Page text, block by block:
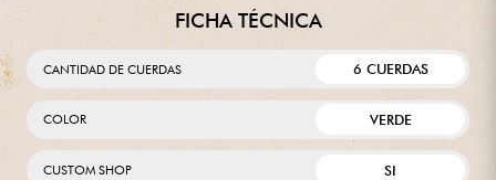
FICHA TÉCNICA
CANTIDAD DE CUERDAS 6 CUERDAS
COLOR VERDE
CUSTOM SHOP SI